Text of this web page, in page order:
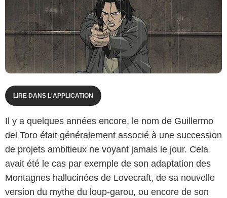
LIRE DANS L'APPLICATION
Il y a quelques années encore, le nom de Guillermo
del Toro était généralement associé à une succession
de projets ambitieux ne voyant jamais le jour. Cela
avait été le cas par exemple de son adaptation des
Montagnes hallucinées de Lovecraft, de sa nouvelle
version du mythe du loup-garou, ou encore de son